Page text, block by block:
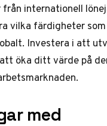
internationell
vilka färdigheter
Investera i att
öka ditt värde på
med